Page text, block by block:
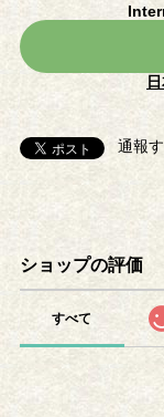
通報
ショップの評価
すべて